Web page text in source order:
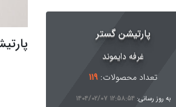
پارتیشن گستر
غرفه دایموند
تعداد محصولات: 119
به روز رسانی: ۱۴۰۴/۰۲/۰۷ ۱۲:۵۸:۵۴